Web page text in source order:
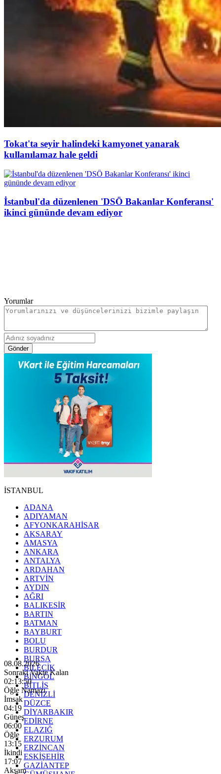
Tokat'ta seyir halindeki kamyonet yanarak
kullanılamaz hale geldi
İstanbul'da düzenlenen 'DSÖ Bakanlar Konferansı'
ikinci gününde devam ediyor
Yorumlar
Gönder
İSTANBUL
ADANA
ADIYAMAN
AFYONKARAHİSAR
AKSARAY
AMASYA
ANKARA
ANTALYA
ARDAHAN
ARTVİN
AYDIN
AĞRI
BALIKESİR
BARTIN
BATMAN
BAYBURT
BOLU
BURDUR
BURSA
BİLECİK
BİNGÖL
BİTLİS
DENİZLİ
DÜZCE
DİYARBAKIR
EDİRNE
ELAZIĞ
ERZURUM
ERZİNCAN
ESKİŞEHİR
GAZİANTEP
08.08.2026
Sonraki Vakte Kalan
02:13:49
Öğle Namazı
İmsak
04:19
Güneş
06:00
Öğle
13:15
İkindi
17:07
Akşam